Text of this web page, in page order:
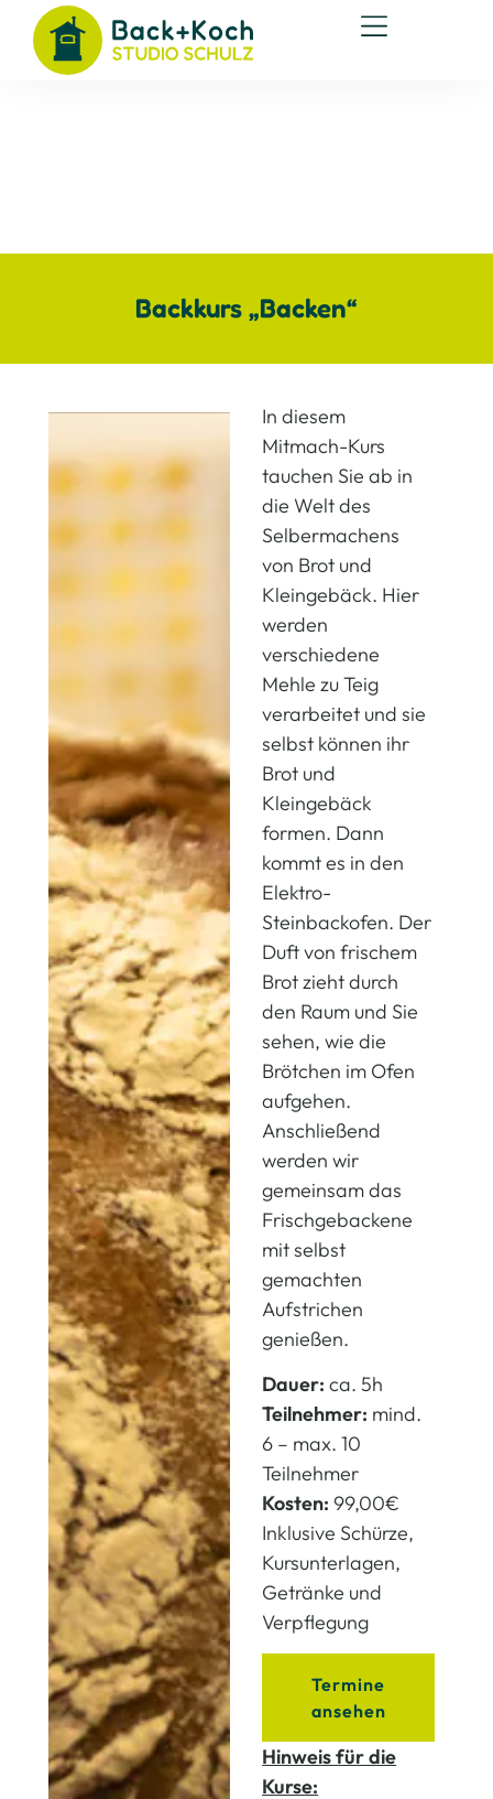
Backkurs „Backen“
In diesem
Mitmach-Kurs
tauchen Sie ab in
die Welt des
Selbermachens
von Brot und
Kleingebäck. Hier
werden
verschiedene
Mehle zu Teig
verarbeitet und sie
selbst können ihr
Brot und
Kleingebäck
formen. Dann
kommt es in den
Elektro-
Steinbackofen. Der
Duft von frischem
Brot zieht durch
den Raum und Sie
sehen, wie die
Brötchen im Ofen
aufgehen.
Anschließend
werden wir
gemeinsam das
Frischgebackene
mit selbst
gemachten
Aufstrichen
genießen.
Dauer: ca. 5h
Teilnehmer: mind.
6 – max. 10
Teilnehmer
Kosten: 99,00€
Inklusive Schürze,
Kursunterlagen,
Getränke und
Verpflegung
Termine
ansehen
Hinweis für die
Kurse: